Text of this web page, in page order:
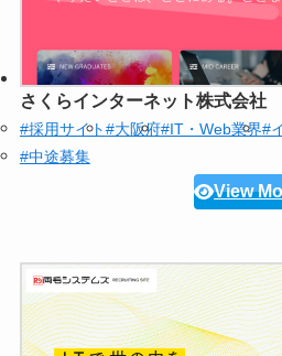
さくらインターネット株式会社
#採用サイト#大阪府#IT・Web業界#
#中途募集
View